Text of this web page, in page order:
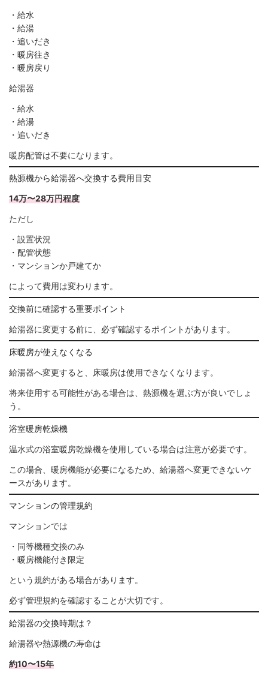
・給水
・給湯
・追いだき
・暖房往き
・暖房戻り
給湯器
・給水
・給湯
・追いだき
暖房配管は不要になります。
熱源機から給湯器へ交換する費用目安
14万〜28万円程度
ただし
・設置状況
・配管状態
・マンションか戸建てか
によって費用は変わります。
交換前に確認する重要ポイント
給湯器に変更する前に、必ず確認するポイントがあります。
床暖房が使えなくなる
給湯器へ変更すると、床暖房は使用できなくなります。
将来使用する可能性がある場合は、熱源機を選ぶ方が良いでしょ
う。
浴室暖房乾燥機
温水式の浴室暖房乾燥機を使用している場合は注意が必要です。
この場合、暖房機能が必要になるため、給湯器へ変更できないケ
ースがあります。
マンションの管理規約
マンションでは
・同等機種交換のみ
・暖房機能付き限定
という規約がある場合があります。
必ず管理規約を確認することが大切です。
給湯器の交換時期は？
給湯器や熱源機の寿命は
約10〜15年